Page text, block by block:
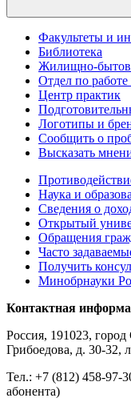
Факультеты и
Библиотека
Жилищно-
Отдел по
Центр практик
Логотипы и
Сообщить о
Высказать
Наука и
Сведения о
Открытый
Обращения
Часто
Получить
Минобрнауки
Контактная
Россия, 191023, город
Грибоедова, д. 30-32,
Тел.: +7 (812) 458-97-
абонента)